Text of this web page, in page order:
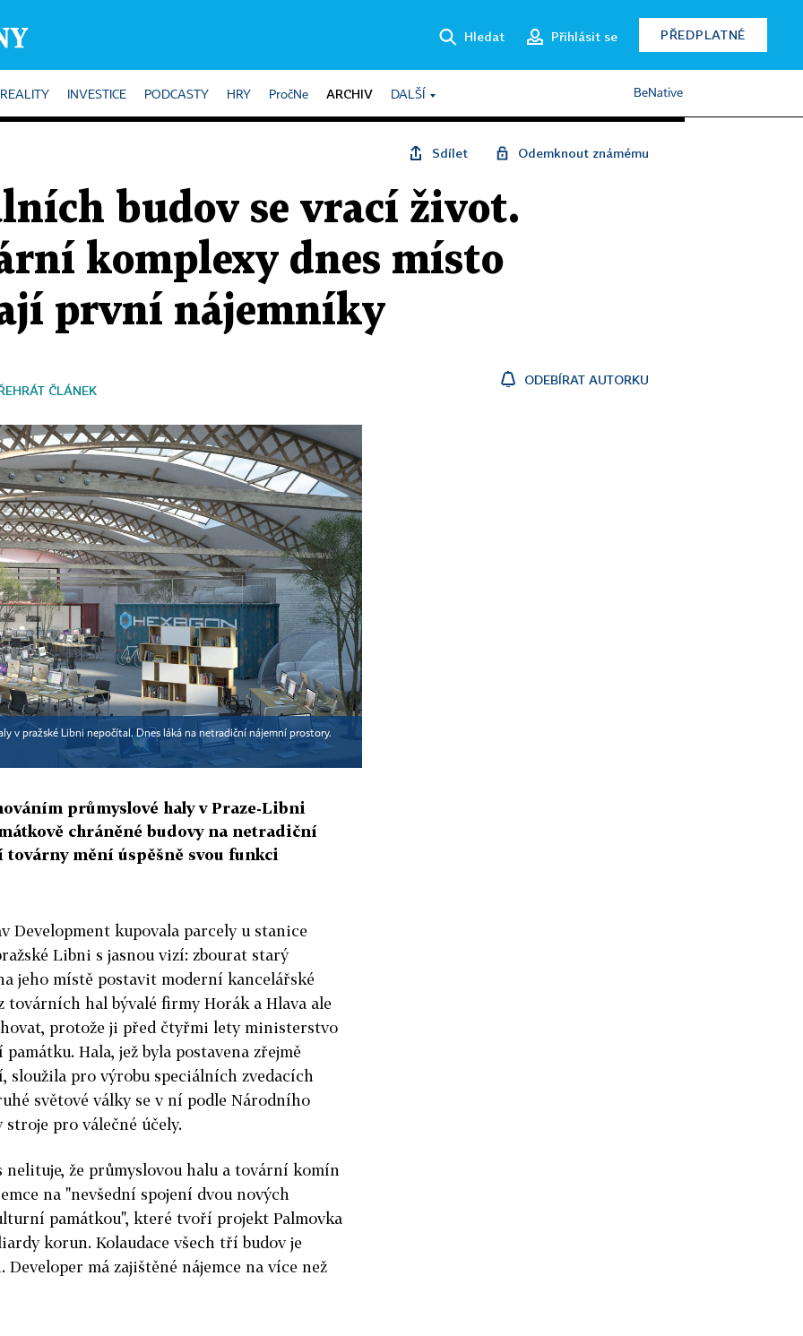
Hledat Přihlásit se PŘEDPLATNÉ
REALITY INVESTICE PODCASTY HRY PročNe ARCHIV DALŠÍ BeNative
Sdílet Odemknout známému
budov se vrací život.
komplexy dnes místo
první nájemníky
ČLÁNEK
ODEBÍRAT AUTORKU
v pražské Libni nepočítal. Dnes láká na netradiční nájemní prostory.
průmyslové haly v Praze-Libni
chráněné budovy na netradiční
mění úspěšně svou funkci
Development kupovala parcely u stanice
Libni s jasnou vizí: zbourat starý
jeho místě postavit moderní kancelářské
továrních hal bývalé firmy Horák a Hlava ale
protože ji před čtyřmi lety ministerstvo
Hala, jež byla postavena zřejmě
sloužila pro výrobu speciálních zvedacích
světové války se v ní podle Národního
stroje pro válečné účely.
že průmyslovou halu a tovární komín
na "nevšední spojení dvou nových
památkou", které tvoří projekt Palmovka
korun. Kolaudace všech tří budov je
má zajištěné nájemce na více než